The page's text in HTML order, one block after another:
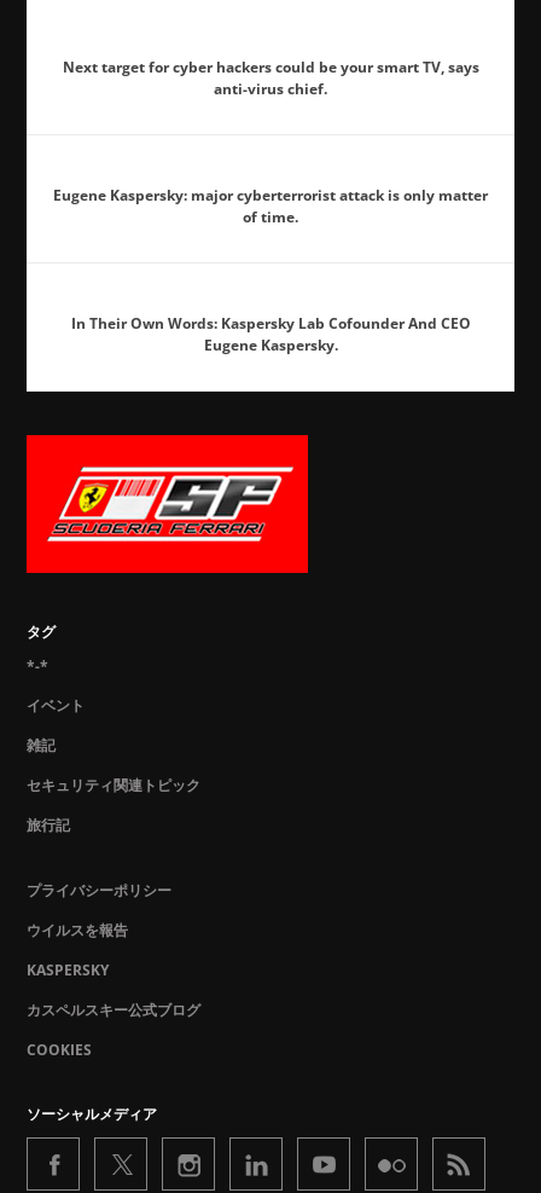
Next target for cyber hackers could be your smart TV, says
anti-virus chief.
Eugene Kaspersky: major cyberterrorist attack is only matter
of time.
In Their Own Words: Kaspersky Lab Cofounder And CEO
Eugene Kaspersky.
タグ
*-*
イベント
雑記
セキュリティ関連トピック
旅行記
プライバシーポリシー
ウイルスを報告
KASPERSKY
カスペルスキー公式ブログ
COOKIES
ソーシャルメディア